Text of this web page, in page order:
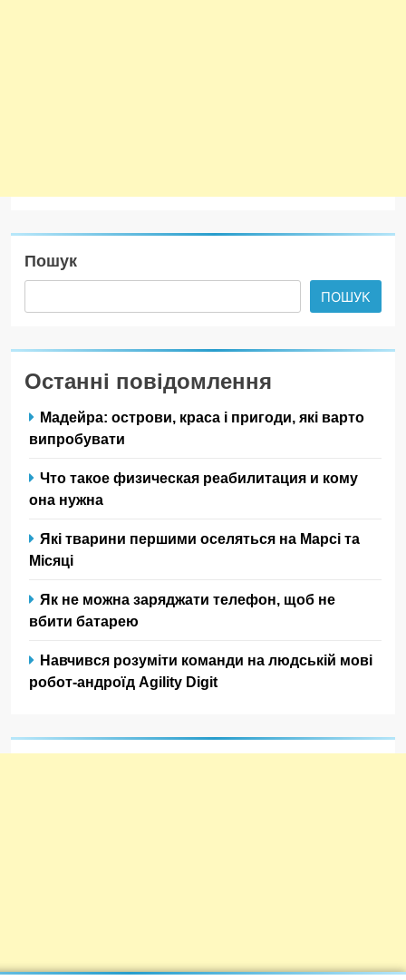
Пошук
ПОШУК
Останні повідомлення
Мадейра: острови, краса і пригоди, які варто
випробувати
Что такое физическая реабилитация и кому
она нужна
Які тварини першими оселяться на Марсі та
Місяці
Як не можна заряджати телефон, щоб не
вбити батарею
Навчився розуміти команди на людській мові
робот-андроїд Agility Digit